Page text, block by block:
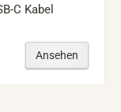
C Kabel
Ansehen